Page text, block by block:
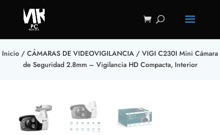
Inicio / CÁMARAS DE VIDEOVIGILANCIA / VIGI C230I Mini Cámara
de Seguridad 2.8mm – Vigilancia HD Compacta, Interior